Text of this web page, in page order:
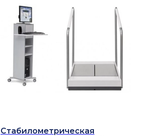
Стабилометрическая